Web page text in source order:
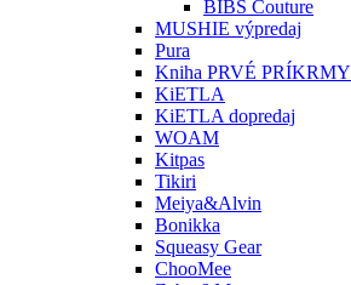
BIBS Couture
MUSHIE výpredaj
Pura
Kniha PRVÉ PRÍKRMY
KiETLA
KiETLA dopredaj
WOAM
Kitpas
Tikiri
Meiya&Alvin
Bonikka
Squeasy Gear
ChooMee